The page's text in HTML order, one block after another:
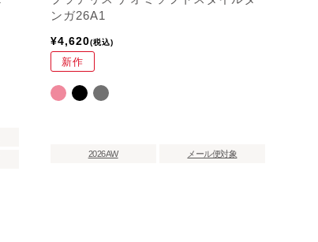
ンガ26A1
¥4,620 税込
新作
2026AW メール便対象